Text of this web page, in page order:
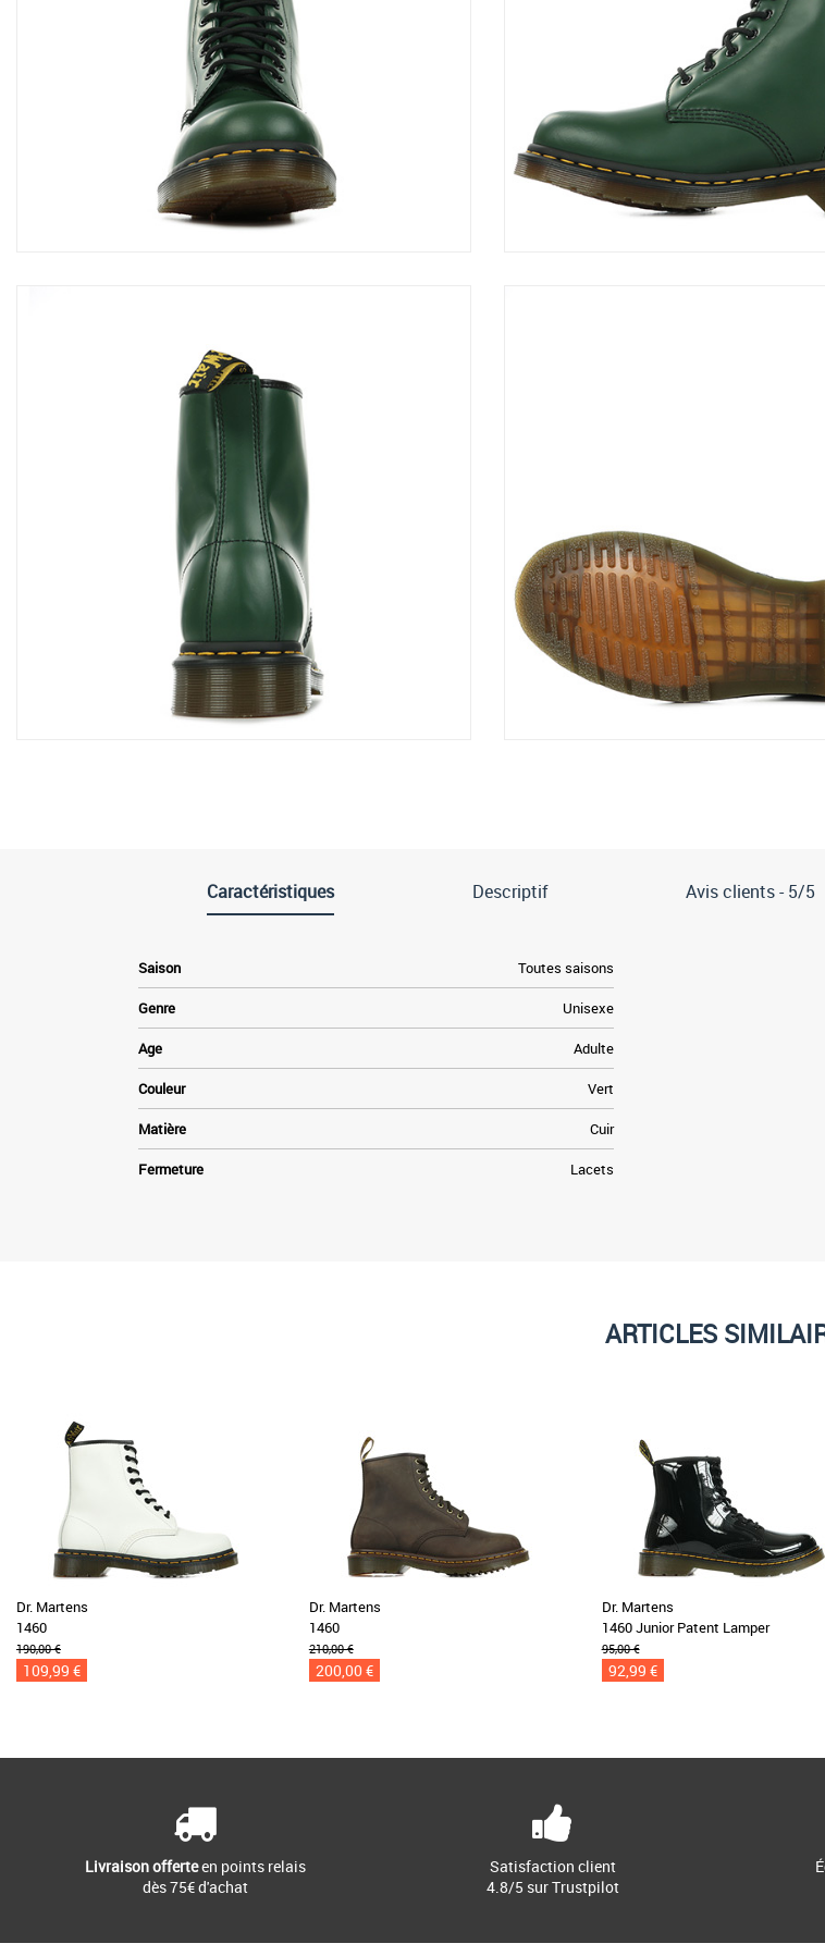
Caractéristiques Descriptif Avis clients -5/5
Saison Toutes saisons
Genre Unisexe
Age Adulte
Couleur Vert
Matière Cuir
Fermeture Lacets
ARTICLES
Dr. Martens
1460
190,00 €
109,99 €
Dr. Martens
1460
210,00 €
200,00 €
Dr. Martens
1460 Junior Patent Lamper
95,00 €
92,99 €
Livraison offerteen points relais
dès 75€ d'achat
Satisfaction client
4.8/5 sur Trustpilot